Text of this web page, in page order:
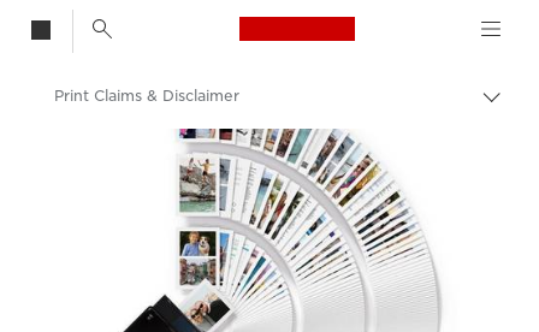
Canon Logo, back
Print Claims & Disclaimer